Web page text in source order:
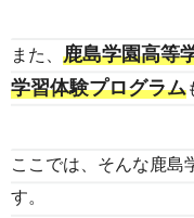
また、 鹿島学園高等
学習体験プログラム
ここでは、そんな鹿島
す。